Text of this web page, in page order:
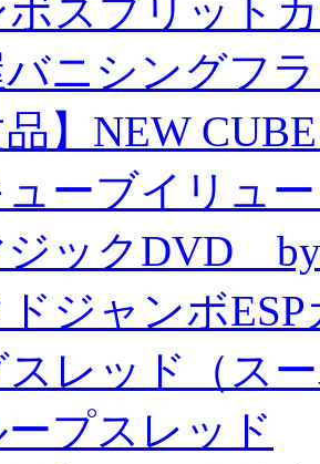
スプリット
ニシングフ
品】NEW
ーブイリュ
ジックDVD
ドジャンボ
スレッド（ス
ープスレッド